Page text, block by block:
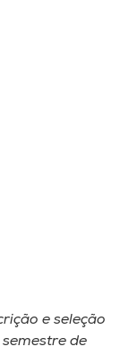
e seleção
de